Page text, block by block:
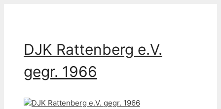
DJK Rattenberg e.V.
gegr. 1966